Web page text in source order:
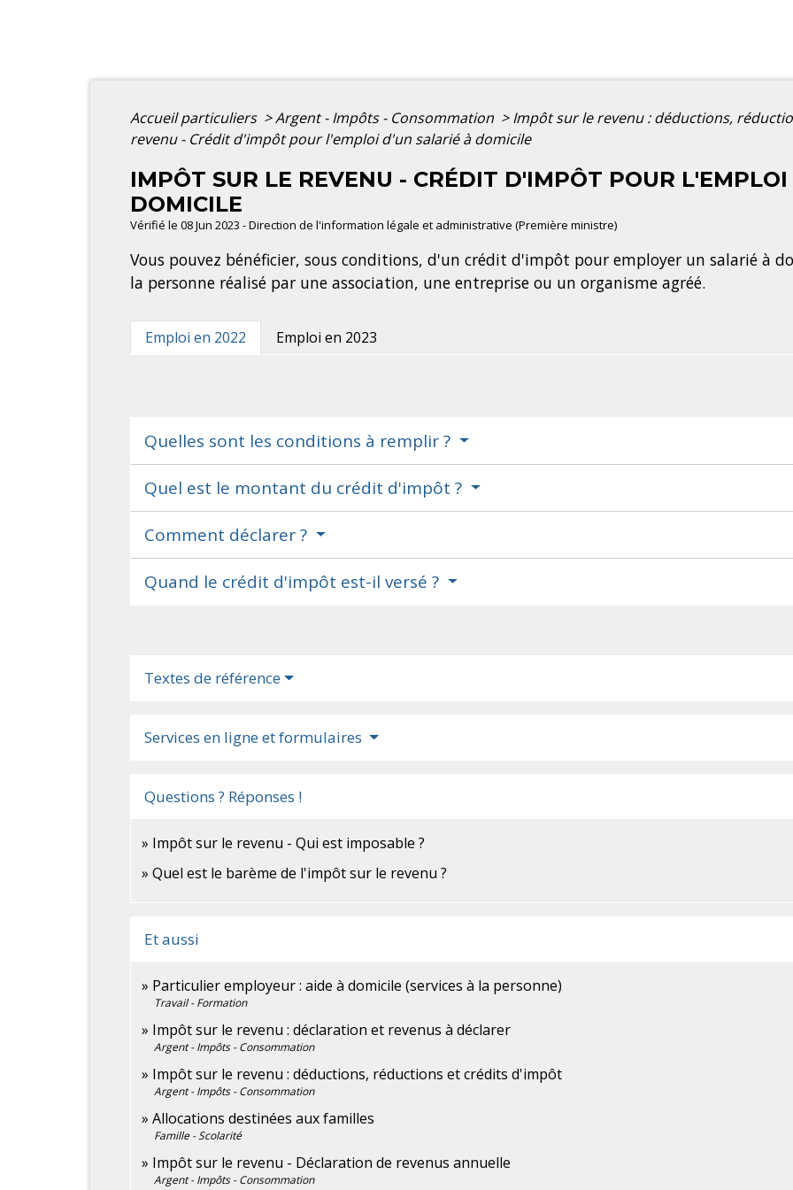
Accueil particuliers >Argent - Impôts - Consommation > Impôt sur le revenu : déductions,
revenu - Crédit d'impôt pour l'emploi d'un salarié à domicile
IMPÔT SUR LE REVENU - CRÉDIT D'IMPÔT POUR
DOMICILE
Vérifié le 08 Jun 2023 - Direction de l'information légale et administrative (Première ministre)
Vous pouvez bénéficier, sous conditions, d'un crédit d'impôt pour employer un salarié à
la personne réalisé par une association, une entreprise ou un organisme agréé.
Emploi en 2022 Emploi en 2023
Quelles sont les conditions à remplir ?
Quel est le montant du crédit d'impôt ?
Comment déclarer ?
Quand le crédit d'impôt est-il versé ?
Textes de référence
Services en ligne et formulaires
Questions ? Réponses !
Impôt sur le revenu - Qui est imposable ?
Quel est le barème de l'impôt sur le revenu ?
Et aussi
Particulier employeur : aide à domicile (services à la personne)
Travail - Formation
Impôt sur le revenu : déclaration et revenus à déclarer
Argent - Impôts - Consommation
Impôt sur le revenu : déductions, réductions et crédits d'impôt
Argent - Impôts - Consommation
Allocations destinées aux familles
Famille - Scolarité
Impôt sur le revenu - Déclaration de revenus annuelle
Argent - Impôts - Consommation